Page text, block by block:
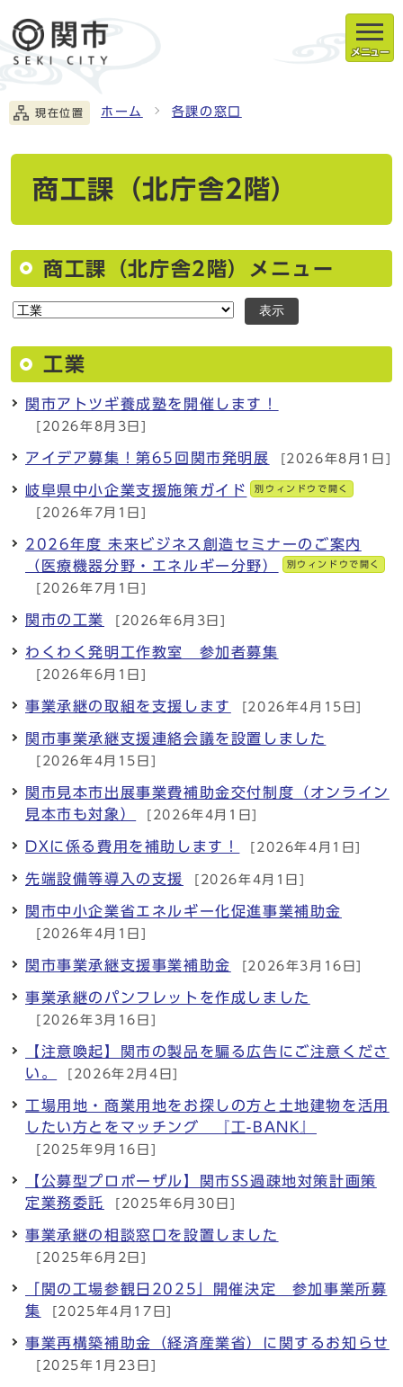
メニュー
現在位置 ホーム 各課の窓口
商工課（北庁舎2階）
商工課（北庁舎2階）メニュー
表示
工業
関市アトツギ養成塾を開催します！
[2026年8月3日]
アイデア募集！第65回関市発明展 [2026年8月1日]
岐阜県中小企業支援施策ガイド 別ウィンドウで開く
[2026年7月1日]
2026年度 未来ビジネス創造セミナーのご案内
（医療機器分野・エネルギー分野）
別ウィンドウで開く
[2026年7月1日]
関市の工業 [2026年6月3日]
わくわく発明工作教室 参加者募集
[2026年6月1日]
事業承継の取組を支援します [2026年4月15日]
関市事業承継支援連絡会議を設置しました
[2026年4月15日]
関市見本市出展事業費補助金交付制度（オンライン
見本市も対象）
[2026年4月1日]
DXに係る費用を補助します！ [2026年4月1日]
先端設備等導入の支援 [2026年4月1日]
関市中小企業省エネルギー化促進事業補助金
[2026年4月1日]
関市事業承継支援事業補助金 [2026年3月16日]
事業承継のパンフレットを作成しました
[2026年3月16日]
【注意喚起】関市の製品を騙る広告にご注意くださ
い。
[2026年2月4日]
工場用地・商業用地をお探しの方と土地建物を活用
したい方とをマッチング 『工-BANK』
[2025年9月16日]
【公募型プロポーザル】関市SS過疎地対策計画策
定業務委託
[2025年6月30日]
事業承継の相談窓口を設置しました
[2025年6月2日]
「関の工場参観日2025」開催決定 参加事業所募
集
[2025年4月17日]
事業再構築補助金（経済産業省）に関するお知らせ
[2025年1月23日]